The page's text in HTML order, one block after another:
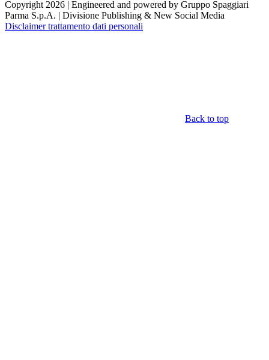
Copyright 2026 | Engineered and powered by Gruppo Spaggiari
Parma S.p.A. | Divisione Publishing & New Social Media
Disclaimer trattamento dati personali
Back to top